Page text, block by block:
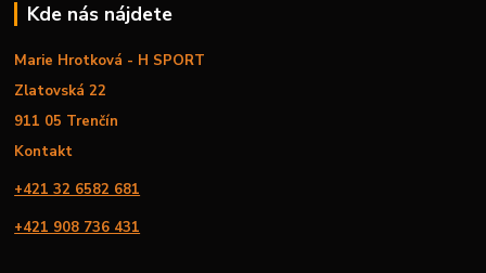
Kde nás nájdete
Marie Hrotková - H SPORT
Zlatovská 22
911 05 Trenčín
Kontakt
+421 32 6582 681
+421 908 736 431